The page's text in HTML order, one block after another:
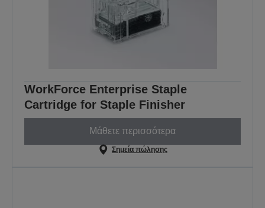
WorkForce Enterprise Staple
Cartridge for Staple Finisher
Μάθετε περισσότερα
Σημεία πώλησης